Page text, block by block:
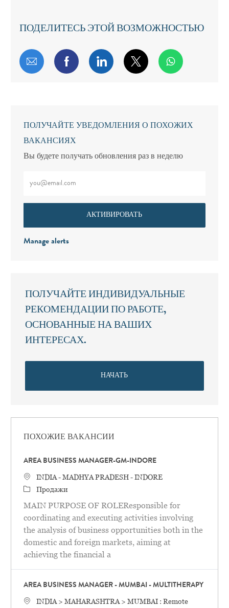
ПОДЕЛИТЕСЬ ЭТОЙ ВОЗМОЖНОСТЬЮ
Поделиться по электронной почте
Поделиться через Facebook
Поделиться через LinkedIn
Поделиться через
ПОЛУЧАЙТЕ УВЕДОМЛЕНИЯ О ПОХОЖИХ
ВАКАНСИЯХ
Вы будете получать обновления раз в неделю
АКТИВИРОВАТЬ
Manage alerts
ПОЛУЧАЙТЕ ИНДИВИДУАЛЬНЫЕ
РЕКОМЕНДАЦИИ ПО РАБОТЕ,
ОСНОВАННЫЕ НА ВАШИХ
ИНТЕРЕСАХ.
НАЧАТЬ
ПОХОЖИЕ ВАКАНСИИ
AREA BUSINESS MANAGER-GM-INDORE
Местоположение
INDIA - MADHYA PRADESH - INDORE
категория
Продажи
MAIN PURPOSE OF ROLEResponsible for
coordinating and executing activities involving
the analysis of business opportunities both in the
domestic and foreign markets, aiming at
achieving the financial a
AREA BUSINESS MANAGER - MUMBAI - MULTITHERAPY
Местоположение
INDIA > MAHARASHTRA > MUMBAI : Remote